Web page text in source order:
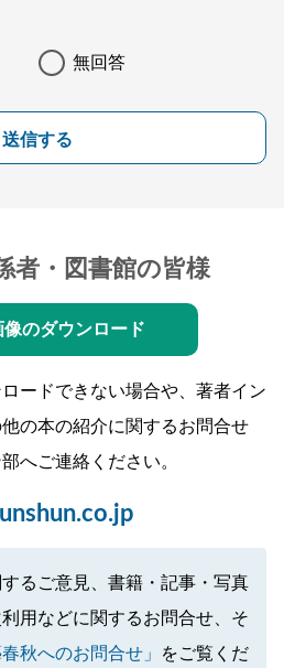
無回答
送信する
者・図書館の皆様
像のダウンロード
ードできない場合や、著者イン
の本の紹介に関するお問合せ
へご連絡ください。
るご意見、書籍・記事・写真
用などに関するお問合せ、そ
春秋へのお問合せ」 をご覧くだ